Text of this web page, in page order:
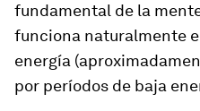
fundamental de la
funciona naturalmente
energía
por períodos de baja